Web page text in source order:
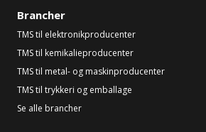
Brancher
TMS til elektronikproducenter
TMS til kemikalieproducenter
TMS til metal- og maskinproducenter
TMS til trykkeri og emballage
Se alle brancher